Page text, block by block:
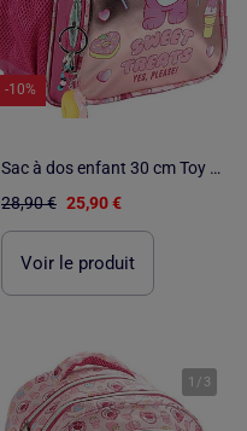
-10%
Sac à dos enfant 30 cm Toy Story Lotso avec porte-clés
28,90 € 25,90 €
Voir le produit
1 / 3